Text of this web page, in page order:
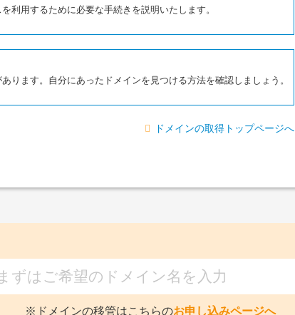
利用するために必要な手続きを説明いたします。
ります。自分にあったドメインを見つける方法を確認しましょう。
ドメインの取得トップページへ
※ドメインの移管はこちらのお申し込みページへ